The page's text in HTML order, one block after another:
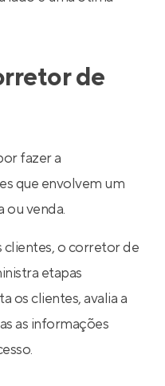
de
fazer a
que envolvem um
ou venda.
o corretor de
etapas
os clientes, avalia a
as informações